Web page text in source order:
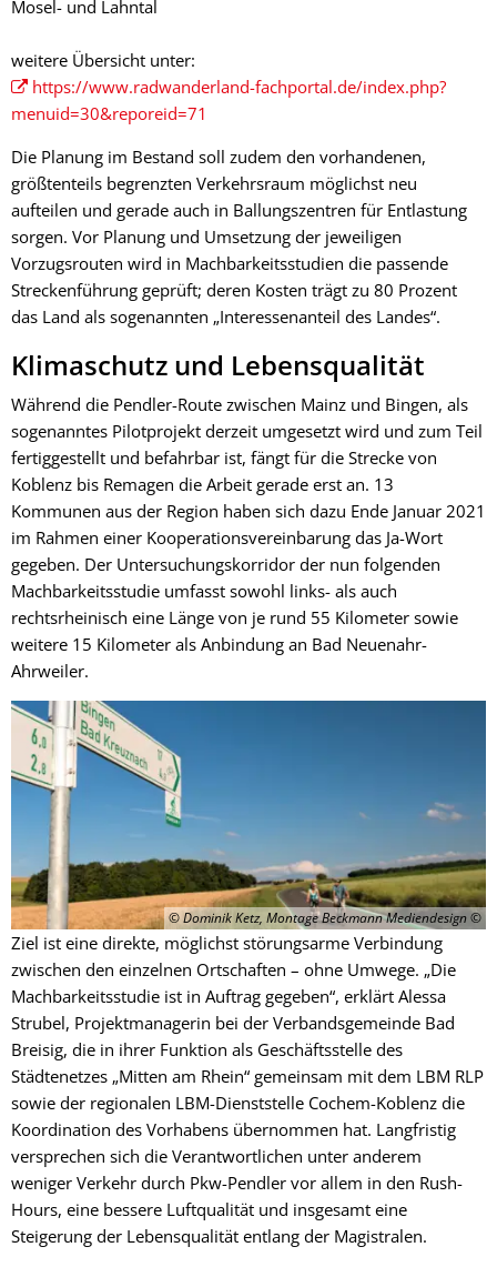
Mosel- und Lahntal
weitere Übersicht unter:
https://www.radwanderland-fachportal.de/index.php?
menuid=30&reporeid=71
Die Planung im Bestand soll zudem den vorhandenen,
größtenteils begrenzten Verkehrsraum möglichst neu
aufteilen und gerade auch in Ballungszentren für Entlastung
sorgen. Vor Planung und Umsetzung der jeweiligen
Vorzugsrouten wird in Machbarkeitsstudien die passende
Streckenführung geprüft; deren Kosten trägt zu 80 Prozent
das Land als sogenannten „Interessenanteil des Landes“.
Klimaschutz und Lebensqualität
Während die Pendler-Route zwischen Mainz und Bingen, als
sogenanntes Pilotprojekt derzeit umgesetzt wird und zum Teil
fertiggestellt und befahrbar ist, fängt für die Strecke von
Koblenz bis Remagen die Arbeit gerade erst an. 13
Kommunen aus der Region haben sich dazu Ende Januar 2021
im Rahmen einer Kooperationsvereinbarung das Ja-Wort
gegeben. Der Untersuchungskorridor der nun folgenden
Machbarkeitsstudie umfasst sowohl links- als auch
rechtsrheinisch eine Länge von je rund 55 Kilometer sowie
weitere 15 Kilometer als Anbindung an Bad Neuenahr-
Ahrweiler.
© Dominik Ketz, Montage Beckmann Mediendesign
Ziel ist eine direkte, möglichst störungsarme Verbindung
zwischen den einzelnen Ortschaften – ohne Umwege. „Die
Machbarkeitsstudie ist in Auftrag gegeben“, erklärt Alessa
Strubel, Projektmanagerin bei der Verbandsgemeinde Bad
Breisig, die in ihrer Funktion als Geschäftsstelle des
Städtenetzes „Mitten am Rhein“ gemeinsam mit dem LBM RLP
sowie der regionalen LBM-Dienststelle Cochem-Koblenz die
Koordination des Vorhabens übernommen hat. Langfristig
versprechen sich die Verantwortlichen unter anderem
weniger Verkehr durch Pkw-Pendler vor allem in den Rush-
Hours, eine bessere Luftqualität und insgesamt eine
Steigerung der Lebensqualität entlang der Magistralen.